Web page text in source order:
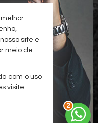
site e
meio de
com o uso
visite